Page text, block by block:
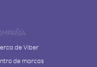
de Viber
de marcas